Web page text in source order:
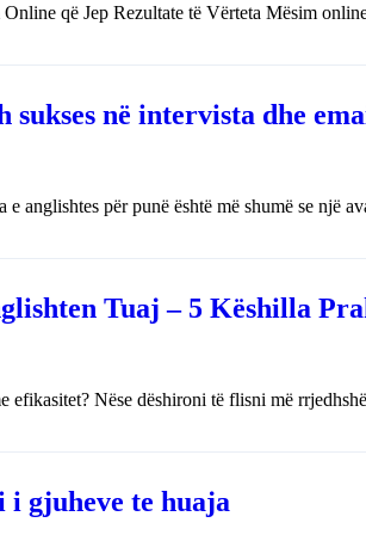
që Jep Rezultate të Vërteta Mësim
sukses në intervista dhe
anglishtes për punë është më shumë se një
Tuaj – 5 Këshilla
efikasitet? Nëse dëshironi të flisni më
i gjuheve te huaja